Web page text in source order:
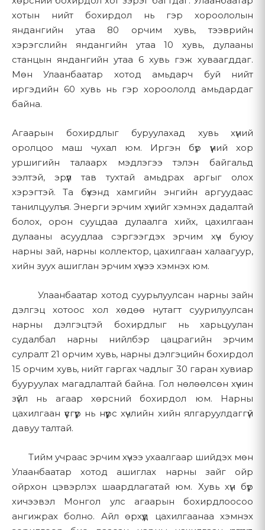
хотын нийт бохирдол нь гэр хороололын
яндангийн утаа 80 орчим хувь, тээврийн
хэрэгслийн яндангийн утаа 10 хувь, дулааны
станцын яндангийн утаа 6 хувь гэж хуваагддаг.
Мөн Улаанбаатар хотод амьдарч буй нийт
иргэдийн 60 хувь нь гэр хороололд амьдардаг
байна.
Агаарын бохирдлыг буруулахад хувь хүний
оролцоо маш чухал юм. Иргэн бүр үүний хор
уршигийн талаарх мэдлэгээ тэлэн байгальд
ээлтэй, эрүүл тав тухтай амьдрах аргыг олох
хэрэгтэй. Та бүхэнд хамгийн энгийн аргуудаас
танилцуулъя. Энерги эрчим хүчийг хэмнэх дадалтай
болох, орон сууцдаа дулаалга хийх, цахилгаан
дулааны асуудлаа сэргээгдэх эрчим хүч буюу
нарны зай, нарны коллектор, цахилгаан халаагуур,
хийн зуух ашиглан эрчим хүчээ хэмнэх юм.
Улаанбаатар хотод суурьлуулсан нарны зайн
дэлгэц хотоос хол хөдөө нутагт суурилуулсан
нарны дэлгэцтэй бохирдлыг нь харьцуулан
судалбал нарны нийлбэр цацрагийн эрчим
сулралт 21 орчим хувь, нарны дэлгэцийн бохирдол
15 орчим хувь, нийт гаргах чадлыг 30 гаран хувиар
бууруулах магадлалтай байна. Гол нөлөөлсөн хүчин
зүйл нь агаар хөрсний бохирдол юм. Нарны
цахилгаан үүсгүүр нь нүүрс хүчлийн хийн ялгаруулдаггүй
давуу талтай.
Тийм учраас эрчим хүчээ ухаалгаар шийдэх мөн
Улаанбаатар хотод ашиглах нарны зайг ойр
ойрхон цэвэрлэх шаардлагатай юм. Хувь хүн бүр
хичээвэл Монгол улс агаарын бохирдлоосоо
ангижрах болно. Айл өрхүүд цахилгаанаа хэмнэх
3.1 Санал болгох бүтээгдэхүүн
Бид EcoFlow, IceCo зэрэг итгэмжлэгдсэн брэндүүдийн
сэргээгдэх эрчим хүчний бүтээгдэхүүнүүдийг санал болгодог.
Манай бүтээгдэхүүний ангилалд:
Зөөврийн цахилгаан эх үүсвэр (Portable Power
Stations)
Дагалдах хэрэгсэл (Accessories)
Зөөврийн хөлдөөгч (Portable Refrigerators)
3.2 Үзүүлэх үйлчилгээ
Мэргэжлийн угсралт, суурилуулалтын үйлчилгээ
Баталгаат засварын хөтөлбөр (бүтээгдэхүүн тус бүрд)
Зөвлөгөө өгөх, системийн зураг төсөл гаргах
Худалдан авалтын дараах хэрэглэгчийн дэмжлэг
3.3 Бүтээгдэхүүний мэдээлэл
Бид бүтээгдэхүүний тодорхойлолт, үзүүлэлт, үнийг үнэн зөвөөр
хангахыг хичээдэг ч манай вэбсайт дээрх бүтээгдэхүүний
тодорхойлолт болон бусад агуулга нь үнэн зөв, бүрэн
гүйцэд, найдвартай, одоогийн, алдаагүй гэдэгт баталгаа
өгөхгүй. Бүтээгдэхүүний үзүүлэлт нь үйлдвэрлэгчийн
4. Худалдан авалт ба Төлбөр
4.1 Худалдан авах үйл явц
Манай вэбсайт хосолсон загвараар ажилладаг:
Бүтээгдэхүүний талаар лавлагаа авах эсвэл үнийн
санал авах
Манай харилцагчийн үйлчилгээний багтай
холбогдох
Суурилуулалт эсвэл техникийн туслалцааны
бүртгүүлэх (хэрэв боломжтой бол)
Утас, имэйл, эсвэл холбоо барих маягтаар
бидэнтэй харилцах
Энэхүү мэдээлэлд дараах зүйлс багтаж болно:
Нэр болон холбоо барих мэдээлэл (утасны дугаар,
Хүргэлтийн хаяг
Бүтээгдэхүүний сонголт болон худалдан авалтын түүх
Харилцааны сонголт
Таны өгөхөөр сонгосон бусад аливаа мэдээлэл
3.2 Автоматаар цуглуулдаг мэдээлэл
Таныг манай вэбсайтад зочлох үед бид таны төхөөрөмж
болон вэб хэрэглээний талаарх зарим мэдээллийг күүки
болон ижил төстэй технологиор автоматаар цуглуулдаг:
Хэрэглээний өгөгдөл:Зочилсон хуудас, хуудсанд
зарцуулсан хугацаа, товшилтын хэв маяг,
Төхөөрөмжийн мэдээлэл:Хөтчийн төрөл,
үйлдлийн систем, төхөөрөмжийн төрөл
Аналитик өгөгдөл:Вэбсайтын траффикийн хэв
маяг, хэрэглэгчийн зан төлөв, гүйцэтгэлийн үзүүлэлт
Күүки:
Вэбсайтын үйл ажиллагаа болон аналитикийн